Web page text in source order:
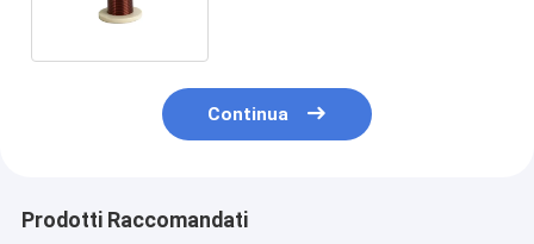
Continua
Prodotti Raccomandati